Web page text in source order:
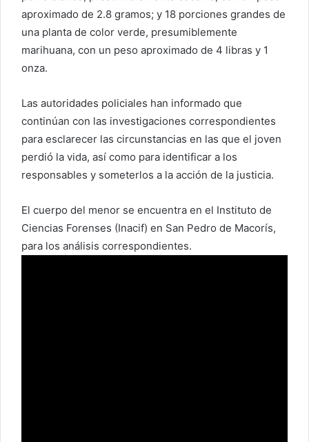
aproximado de 2.8 gramos; y 18 porciones grandes de
una planta de color verde, presumiblemente
marihuana, con un peso aproximado de 4 libras y 1
onza.
Las autoridades policiales han informado que
continúan con las investigaciones correspondientes
para esclarecer las circunstancias en las que el joven
perdió la vida, así como para identificar a los
responsables y someterlos a la acción de la justicia.
El cuerpo del menor se encuentra en el Instituto de
Ciencias Forenses (Inacif) en San Pedro de Macorís,
para los análisis correspondientes.